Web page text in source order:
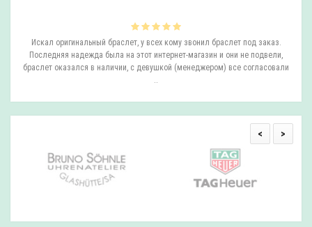
Искал оригинальный браслет, у всех кому звонил браслет под заказ.
Последняя надежда была на этот интернет-магазин и они не подвели,
браслет оказался в наличии, с девушкой (менеджером) все согласовали
..
< >